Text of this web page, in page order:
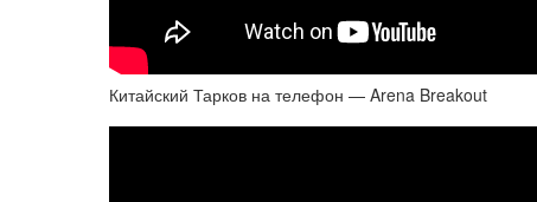
Китайский Тарков на телефон — Arena Breakout